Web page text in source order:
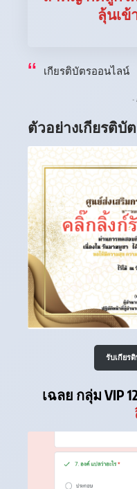
ลุ้นเข้
เกียรติบัตรออนไลน์
-
ตัวอย่างเกียรติบั
รับเกียร
เฉลย กลุ่ม VIP